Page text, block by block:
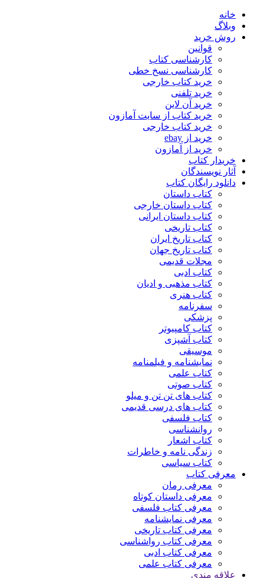
خانه
وبلاگ
روش خرید
قوانین
کارشناسی کتاب
کارشناسی نسخ خطی
خرید کتاب خارجی
خرید تلفنی
خرید آن لاین
خرید کتاب از سایت آمازون
خرید کتاب خارجی
خرید از ebay
خرید از آمازون
خریدار کتاب
آثار نویسندگان
دانلود رایگان کتاب
کتاب داستان
کتاب داستان خارجی
کتاب داستان ایرانی
کتاب تاریخی
کتاب تاریخ ایران
کتاب تاریخ جهان
مجلات قدیمی
کتاب ادبی
کتاب مذهبی و ادیان
کتاب هنری
سفرنامه
پزشکی
کتاب کامپیوتر
کتاب آشپزی
موسیقی
نمایشنامه و فیلمنامه
کتاب علمی
کتاب صوتی
کتاب های تن تن و میلو
کتاب های درسی قدیمی
کتاب فلسفی
روانشناسی
کتاب اشعار
زندگی نامه و خاطرات
کتاب سیاسی
معرفی کتاب
معرفی رمان
معرفی داستان کوتاه
معرفی کتاب فلسفی
معرفی نمایشنامه
معرفی کتاب تاریخی
معرفی کتاب رواشناسی
معرفی کتاب ادبی
معرفی کتاب علمی
علاقه مندی